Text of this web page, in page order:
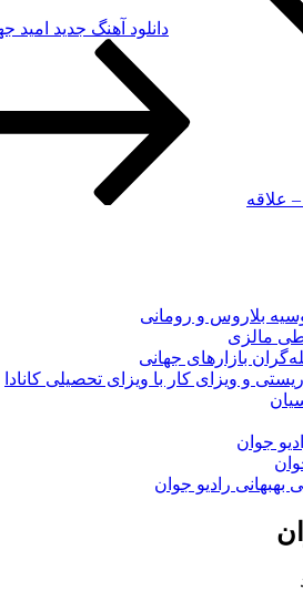
دانلود آهنگ جدید امید
– علاقه
بلاروس و رومانی
مالزی
بازارهای جهانی
و ویزای کار با ویزای تحصیلی کانادا
جوان
بهبهانی رادیو جوان